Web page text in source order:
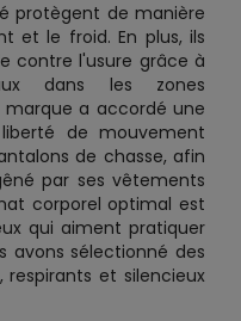
protègent de manière
et le froid. En plus, ils
contre l'usure grâce à
dans les zones
marque a accordé une
de mouvement
de chasse, afin
par ses vêtements
corporel optimal est
qui aiment pratiquer
sélectionné des
et silencieux